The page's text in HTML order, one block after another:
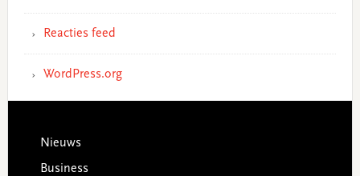
Reacties feed
WordPress.org
Footer
Nieuws
Business